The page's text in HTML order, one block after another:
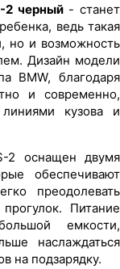
2 черный- станет
ведь такая
но и возможность
Дизайн модели
BMW, благодаря
и современно,
кузова и
2 оснащен двумя
обеспечивают
преодолевать
Питание
емкости,
наслаждаться
на подзарядку.